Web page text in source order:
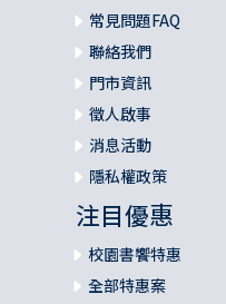
常見問題FAQ
聯絡我們
門市資訊
徵人啟事
消息活動
隱私權政策
注目優惠
校園書饗特惠
全部特惠案